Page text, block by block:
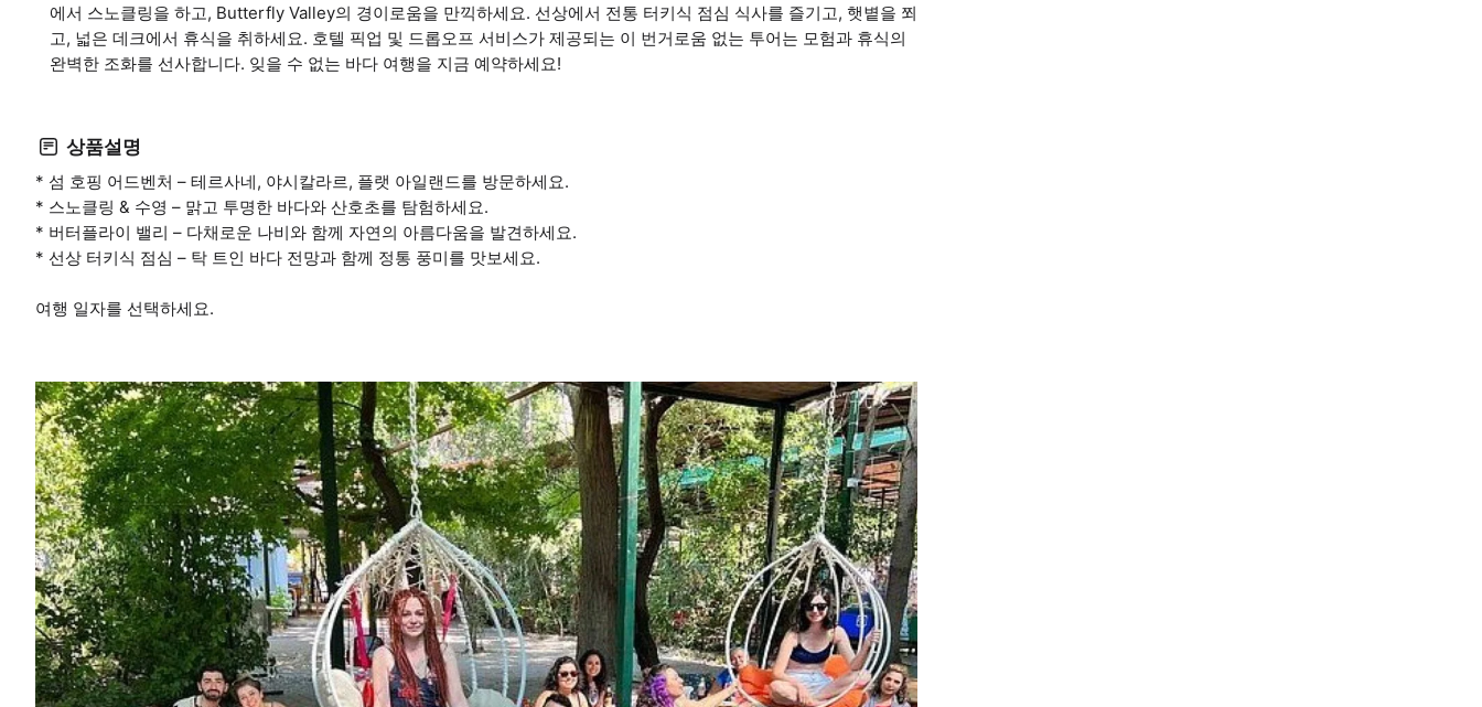
에서 스노클링을 하고, Butterfly Valley의 경이로움을 만끽하세요. 선상에서 전통 터키식 점심 식사를 즐기고, 햇볕을 쬐
고, 넓은 데크에서 휴식을 취하세요. 호텔 픽업 및 드롭오프 서비스가 제공되는 이 번거로움 없는 투어는 모험과 휴식의
완벽한 조화를 선사합니다. 잊을 수 없는 바다 여행을 지금 예약하세요!
상품설명
* 섬 호핑 어드벤처 – 테르사네, 야시칼라르, 플랫 아일랜드를 방문하세요.
* 스노클링 & 수영 – 맑고 투명한 바다와 산호초를 탐험하세요.
* 버터플라이 밸리 – 다채로운 나비와 함께 자연의 아름다움을 발견하세요.
* 선상 터키식 점심 – 탁 트인 바다 전망과 함께 정통 풍미를 맛보세요.
여행 일자를 선택하세요.